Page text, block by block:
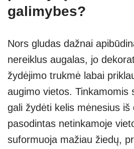
galimybes?
Nors gludas dažnai
nereiklus augalas, jo
žydėjimo trukmė labai
augimo vietos. Tinkamomis
gali žydėti kelis mėnesius iš
pasodintas netinkamoje
suformuoja mažiau žiedų,